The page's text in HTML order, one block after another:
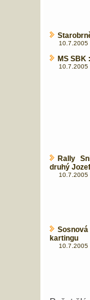
10.7.2005
MS
10.7.2005
Rally
druhý
10.7.2005
kartingu
10.7.2005